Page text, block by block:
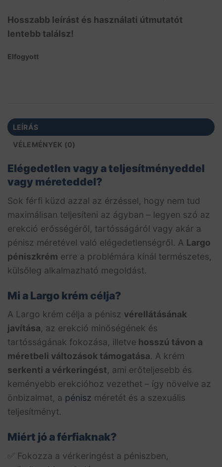
Hosszabb leírást és használati útmutatót
lentebb találsz!
Elfogyott
LEÍRÁS
VÉLEMÉNYEK (0)
Elégedetlen vagy a teljesítményeddel
vagy méreteddel?
Sok férfi küzd azzal az érzéssel, hogy nem tud
maximálisan teljesíteni az ágyban – legyen szó az
erekció erősségéről, tartósságáról vagy akár a
pénisz méretével való elégedetlenségről. A Largo
péniszkrém erre a problémára kínál természetes,
külsőleg alkalmazható megoldást.
Mi a Largo krém célja?
A Largo krém célja a pénisz vérellátásának
javítása, az erekció minőségének és
tartósságának fokozása, illetve hosszú távon a
méretbeli változások támogatása. A krém
serkenti a vérkeringést, ami erőteljesebb és
keményebb erekcióhoz vezethet – így növelve az
önbizalmat, a pénisz méretét és a szexuális
teljesítményt.
Miért jó a férfiaknak?
✅ Fokozza a vérkeringést a péniszben,